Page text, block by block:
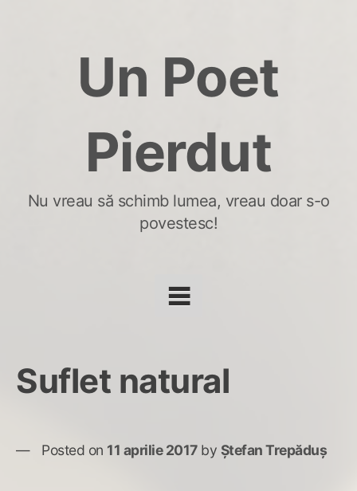
Un Poet
Pierdut
Nu vreau să schimb lumea, vreau doar s-o
povestesc!
Suflet natural
Posted on 11 aprilie 2017by Ștefan Trepăduș